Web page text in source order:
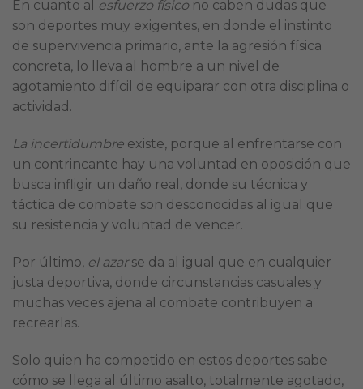
En cuanto al esfuerzo físicono caben dudas que
son deportes muy exigentes, en donde el instinto
de supervivencia primario, ante la agresión física
concreta, lo lleva al hombre a un nivel de
agotamiento difícil de equiparar con otra disciplina o
actividad.
La incertidumbre existe, porque al enfrentarse con
un contrincante hay una voluntad en oposición que
busca infligir un daño real, donde su técnica y
táctica de combate son desconocidas al igual que
su resistencia y voluntad de vencer.
Por último, el azarse da al igual que en cualquier
justa deportiva, donde circunstancias casuales y
muchas veces ajena al combate contribuyen a
recrearlas.
Solo quien ha competido en estos deportes sabe
cómo se llega al último asalto, totalmente agotado,